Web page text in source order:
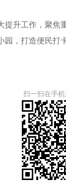
升工作，聚
，打造便民打
扫一扫在手